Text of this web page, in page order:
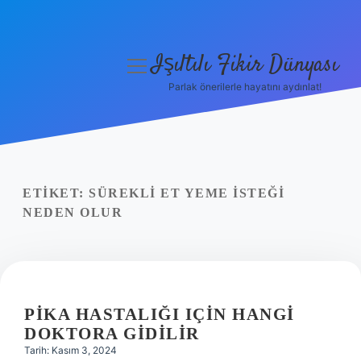
Yasal Uyarı
menüyüIşıltılı Fikir Dünyası
Parlak önerilerle hayatını aydınlat!
ETIKET: SÜREKLI ET YEME ISTEĞI
NEDEN OLUR
PIKA HASTALIĞI IÇIN HANGI
DOKTORA GIDILIR
Tarih: Kasım 3, 2024